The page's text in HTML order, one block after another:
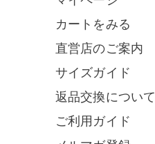
カートをみる
直営店のご案内
サイズガイド
返品交換について
ご利用ガイド